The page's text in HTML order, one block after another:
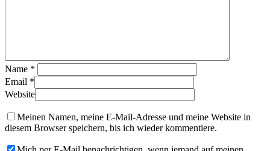
Name *
Email *
Website
Meinen Namen, meine E-Mail-Adresse und meine Website in
diesem Browser speichern, bis ich wieder kommentiere.